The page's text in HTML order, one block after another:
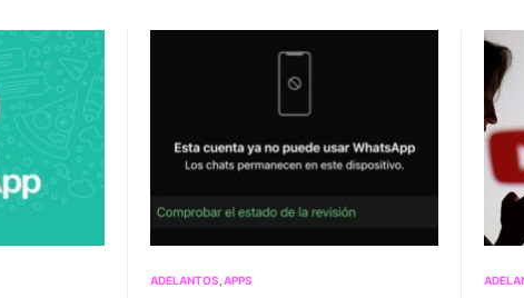
ADELANTOS APPS